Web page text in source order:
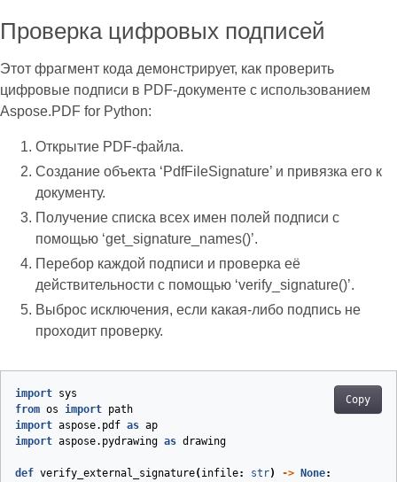
Проверка цифровых подписей
Этот фрагмент кода демонстрирует, как проверить
цифровые подписи в PDF‑документе с использованием
Aspose.PDF for Python:
Открытие PDF‑файла.
Создание объекта ‘PdfFileSignature’ и привязка его к
документу.
Получение списка всех имен полей подписи с
помощью ‘get_signature_names()’.
Перебор каждой подписи и проверка её
действительности с помощью ‘verify_signature()’.
Выброс исключения, если какая‑либо подпись не
проходит проверку.
Copy
import sys
from os import path
import aspose.pdf as ap
import aspose.pydrawing as drawing
def verify_external_signature( infile: str) -> None: